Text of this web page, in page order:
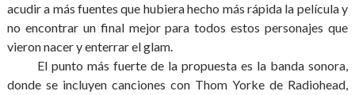
acudir a más fuentes que hubiera hecho más rápida la película y
no encontrar un final mejor para todos estos personajes que
vieron nacer y enterrar el glam.
El punto más fuerte de la propuesta es la banda sonora,
donde se incluyen canciones con Thom Yorke de Radiohead,